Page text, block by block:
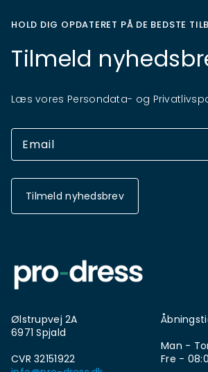
HOLD DIG OPDATERET PÅ DE BEDSTE
Tilmeld
Læs vores Persondata- og
Tilmeld nyhedsbrev
Ølstrupvej 2A
6971 Spjald
CVR 32151922
Man -
Fre -